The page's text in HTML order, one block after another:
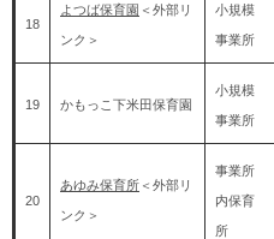
18
よつば保育園 ＜外部リ
ンク＞
小規模
事業所
19 かもっこ下米田保育園
小規模
事業所
20
あゆみ保育所 ＜外部リ
ンク＞
事業所
内保育
所